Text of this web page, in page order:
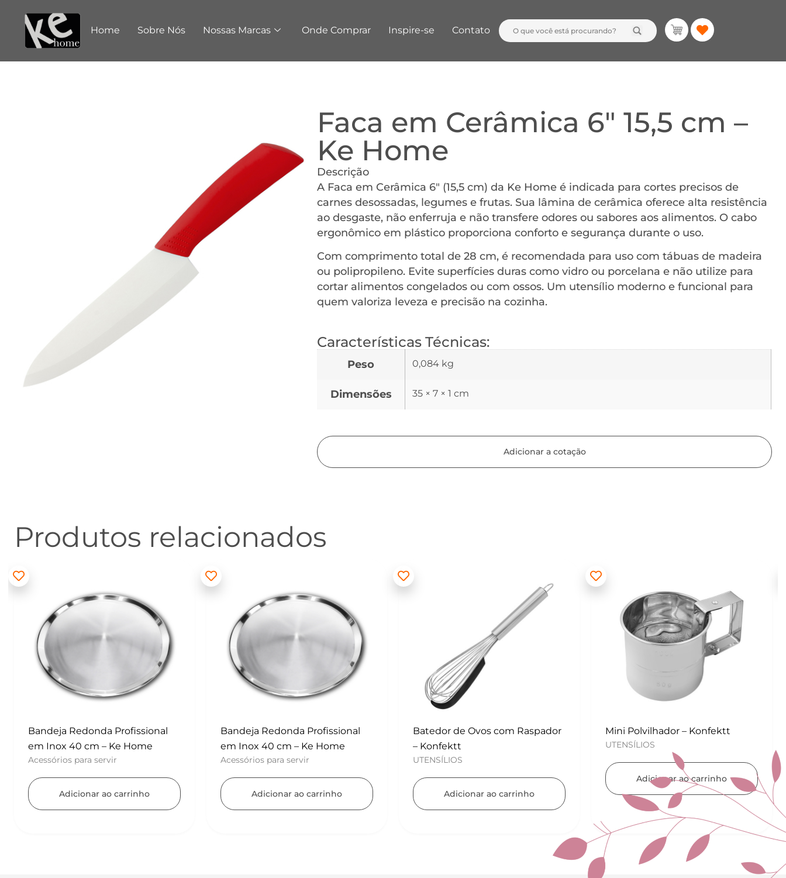
Home Sobre Nós Nossas Marcas Onde Comprar Inspire-se Contato
Faca em Cerâmica 6″ 15,5 cm –
Ke Home
Descrição
A Faca em Cerâmica 6″ (15,5 cm) da Ke Home é indicada para cortes precisos de
carnes desossadas, legumes e frutas. Sua lâmina de cerâmica oferece alta resistência
ao desgaste, não enferruja e não transfere odores ou sabores aos alimentos. O cabo
ergonômico em plástico proporciona conforto e segurança durante o uso.
Com comprimento total de 28 cm, é recomendada para uso com tábuas de madeira
ou polipropileno. Evite superfícies duras como vidro ou porcelana e não utilize para
cortar alimentos congelados ou com ossos. Um utensílio moderno e funcional para
quem valoriza leveza e precisão na cozinha.
Características Técnicas:
Peso 0,084 kg
Dimensões 35 × 7 × 1 cm
Adicionar a cotação
Produtos relacionados
Bandeja Redonda Profissional
em Inox 40 cm – Ke Home
Acessórios para servir
Adicionar ao carrinho
Batedor de Ovos com Raspador
– Konfektt
UTENSÍLIOS
Adicionar ao carrinho
Mini Polvilhador – Konfektt
UTENSÍLIOS
Adicionar ao carrinho
Kit para Copos de Massa 2 peças
– Konfektt
UTENSÍLIOS
Adicionar ao carrinho